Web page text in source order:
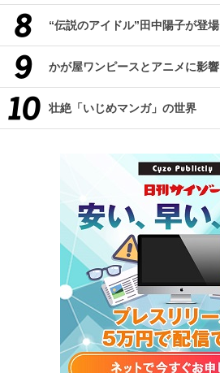
“伝説のアイドル”田中陽子が登場
かが屋ワンピースとアニメに影響
壮絶「いじめマンガ」の世界